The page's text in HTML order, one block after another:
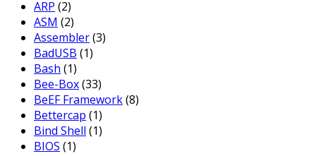
ARP (2)
ASM (2)
Assembler(3)
BadUSB (1)
Bash (1)
Bee-Box(33)
BeEF Framework(8)
Bettercap (1)
Bind Shell (1)
BIOS (1)